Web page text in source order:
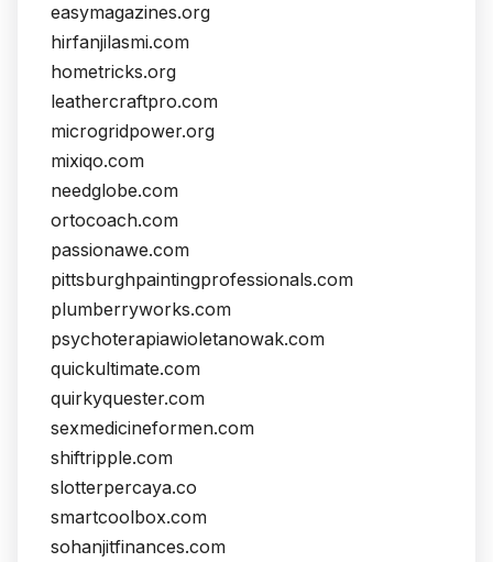
easymagazines.org
hirfanjilasmi.com
hometricks.org
leathercraftpro.com
microgridpower.org
mixiqo.com
needglobe.com
ortocoach.com
passionawe.com
pittsburghpaintingprofessionals.com
plumberryworks.com
psychoterapiawioletanowak.com
quickultimate.com
quirkyquester.com
sexmedicineformen.com
shiftripple.com
slotterpercaya.co
smartcoolbox.com
sohanjitfinances.com